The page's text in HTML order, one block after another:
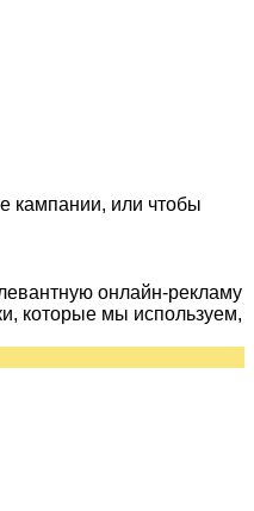
кампании, или чтобы
онлайн-рекламу
которые мы используем,